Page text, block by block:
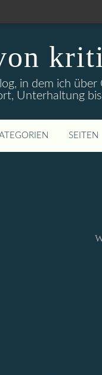
in dem ich
Unterhaltung
SEITEN